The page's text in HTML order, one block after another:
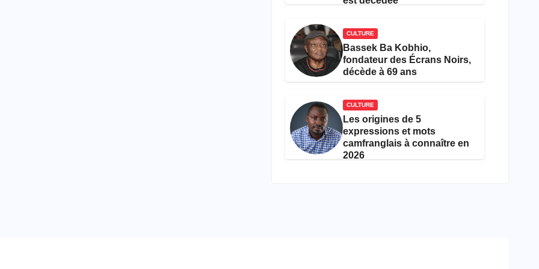
CULTURE
Bassek Ba Kobhio,
fondateur des Écrans Noirs,
décède à 69 ans
CULTURE
Les origines de 5
expressions et mots
camfranglais à connaître en
2026